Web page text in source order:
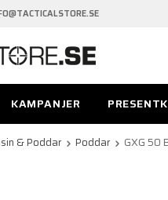
KAMPANJER
& Poddar Poddar GXG 50